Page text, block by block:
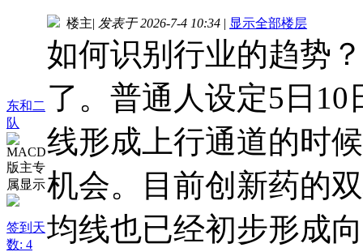
东和二
队
签到天
数: 4
楼主| 发表于 2026-7-4 10:34 | 显示全部楼层
如何识别行业的趋势
了。普通人设定5日
线形成上行通道的时
机会。目前创新药的
均线也已经初步形成